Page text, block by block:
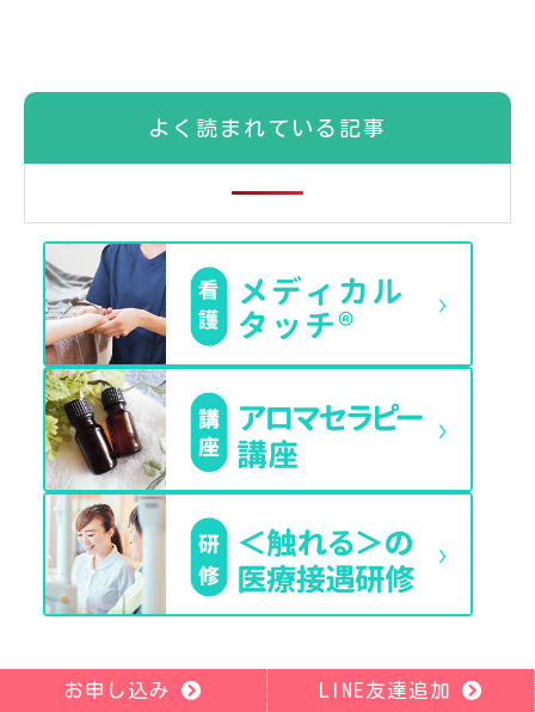
よく読まれている記事
お申し込み LINE友達追加